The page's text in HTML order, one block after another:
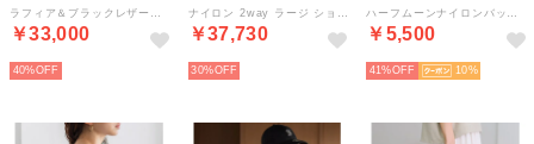
￥33,000
40%
￥37,730
30%
￥5,500
41% 10